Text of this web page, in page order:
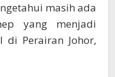
masih ada
yang menjadi
di Perairan Johor,